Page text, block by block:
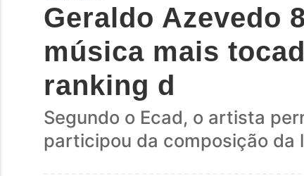
Geraldo Azevedo
música mais
ranking d
Segundo o Ecad, o artista
participou da composição da